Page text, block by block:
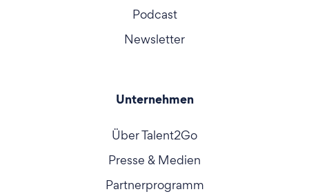
Podcast
Newsletter
Unternehmen
Über Talent2Go
Presse & Medien
Partnerprogramm